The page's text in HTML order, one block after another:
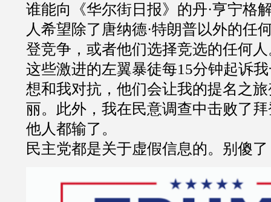
谁能向《华尔街日报》的丹·亨宁格
人希望除了唐纳德·特朗普以外的任
登竞争，或者他们选择竞选的任何
这些激进的左翼暴徒每15分钟起诉
想和我对抗，他们会让我的提名之
丽。此外，我在民意调查中击败了
他人都输了。
民主党都是关于虚假信息的。别傻